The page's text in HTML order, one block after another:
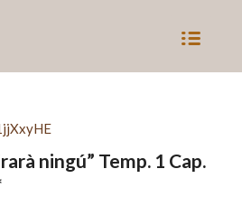
ningú” Temp. 1 Cap.